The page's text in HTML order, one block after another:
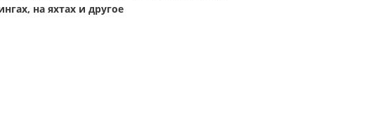
на яхтах и другое